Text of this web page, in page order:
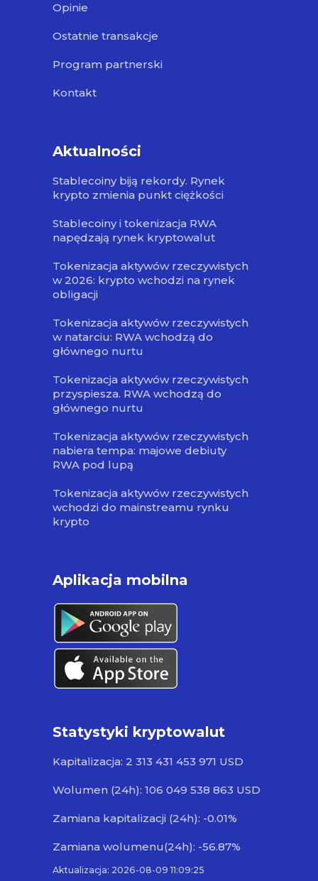
Opinie
Ostatnie transakcje
Program partnerski
Kontakt
Aktualności
Stablecoiny biją rekordy. Rynek
krypto zmienia punkt ciężkości
Stablecoiny i tokenizacja RWA
napędzają rynek kryptowalut
Tokenizacja aktywów rzeczywistych
w 2026: krypto wchodzi na rynek
obligacji
Tokenizacja aktywów rzeczywistych
w natarciu: RWA wchodzą do
głównego nurtu
Tokenizacja aktywów rzeczywistych
przyspiesza. RWA wchodzą do
głównego nurtu
Tokenizacja aktywów rzeczywistych
nabiera tempa: majowe debiuty
RWA pod lupą
Tokenizacja aktywów rzeczywistych
wchodzi do mainstreamu rynku
krypto
Aplikacja mobilna
Statystyki kryptowalut
Kapitalizacja: 2 313 431 453 971 USD
Wolumen (24h): 106 049 538 863 USD
Zamiana kapitalizacji (24h): -0.01%
Zamiana wolumenu(24h): -56.87%
Aktualizacja: 2026-08-09 11:09:25